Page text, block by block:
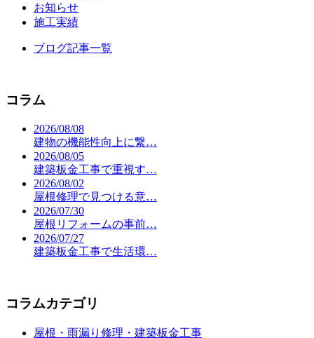
お知らせ
施工実績
ブログ記事一覧
コラム
2026/08/08
建物の機能性向上に繋…
2026/08/05
建築板金工事で重視す…
2026/08/02
屋根修理で見つける意…
2026/07/30
屋根リフォームの事前…
2026/07/27
建築板金工事で生活環…
コラムカテゴリ
屋根・雨漏り修理・建築板金工事